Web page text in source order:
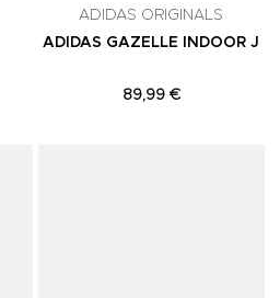
ADIDAS ORIGINALS
ADIDAS GAZELLE INDOOR J
89,99 €